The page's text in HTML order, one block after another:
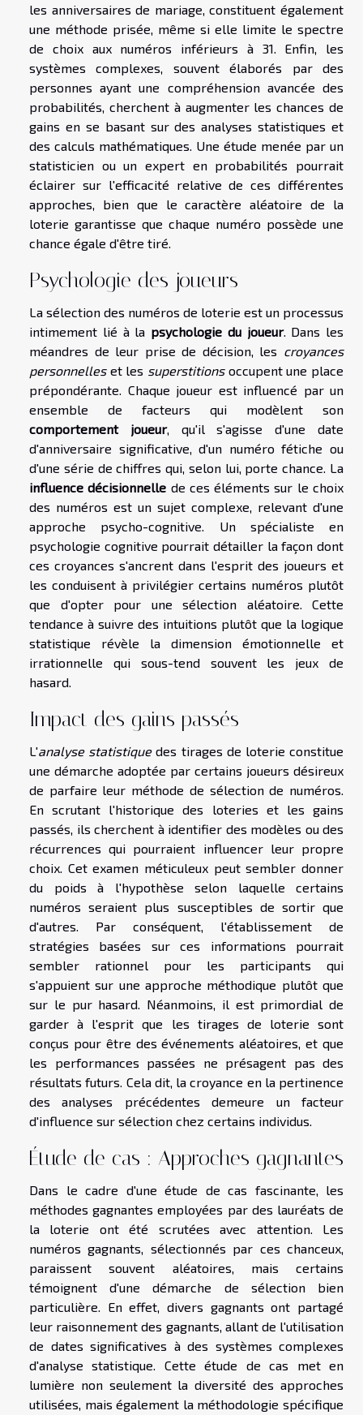
les anniversaires de mariage, constituent également
une méthode prisée, même si elle limite le spectre
de choix aux numéros inférieurs à 31. Enfin, les
systèmes complexes, souvent élaborés par des
personnes ayant une compréhension avancée des
probabilités, cherchent à augmenter les chances de
gains en se basant sur des analyses statistiques et
des calculs mathématiques. Une étude menée par un
statisticien ou un expert en probabilités pourrait
éclairer sur l'efficacité relative de ces différentes
approches, bien que le caractère aléatoire de la
loterie garantisse que chaque numéro possède une
chance égale d'être tiré.
Psychologie des joueurs
La sélection des numéros de loterie est un processus
intimement lié à la psychologie du joueur. Dans les
méandres de leur prise de décision, les croyances
personnelleset les superstitionsoccupent une place
prépondérante. Chaque joueur est influencé par un
ensemble de facteurs qui modèlent son
comportement joueur, qu'il s'agisse d'une date
d'anniversaire significative, d'un numéro fétiche ou
d'une série de chiffres qui, selon lui, porte chance. La
influence décisionnelle de ces éléments sur le choix
des numéros est un sujet complexe, relevant d'une
approche psycho-cognitive. Un spécialiste en
psychologie cognitive pourrait détailler la façon dont
ces croyances s'ancrent dans l'esprit des joueurs et
les conduisent à privilégier certains numéros plutôt
que d'opter pour une sélection aléatoire. Cette
tendance à suivre des intuitions plutôt que la logique
statistique révèle la dimension émotionnelle et
irrationnelle qui sous-tend souvent les jeux de
hasard.
Impact des gains passés
L'analyse statistiquedes tirages de loterie constitue
une démarche adoptée par certains joueurs désireux
de parfaire leur méthode de sélection de numéros.
En scrutant l'historique des loteries et les gains
passés, ils cherchent à identifier des modèles ou des
récurrences qui pourraient influencer leur propre
choix. Cet examen méticuleux peut sembler donner
du poids à l'hypothèse selon laquelle certains
numéros seraient plus susceptibles de sortir que
d'autres. Par conséquent, l'établissement de
stratégies basées sur ces informations pourrait
sembler rationnel pour les participants qui
s'appuient sur une approche méthodique plutôt que
sur le pur hasard. Néanmoins, il est primordial de
garder à l'esprit que les tirages de loterie sont
conçus pour être des événements aléatoires, et que
les performances passées ne présagent pas des
résultats futurs. Cela dit, la croyance en la pertinence
des analyses précédentes demeure un facteur
d'influence sur sélection chez certains individus.
Étude de cas : Approches gagnantes
Dans le cadre d'une étude de cas fascinante, les
méthodes gagnantes employées par des lauréats de
la loterie ont été scrutées avec attention. Les
numéros gagnants, sélectionnés par ces chanceux,
paraissent souvent aléatoires, mais certains
témoignent d'une démarche de sélection bien
particulière. En effet, divers gagnants ont partagé
leur raisonnement des gagnants, allant de l'utilisation
de dates significatives à des systèmes complexes
d'analyse statistique. Cette étude de cas met en
lumière non seulement la diversité des approches
utilisées, mais également la méthodologie spécifique